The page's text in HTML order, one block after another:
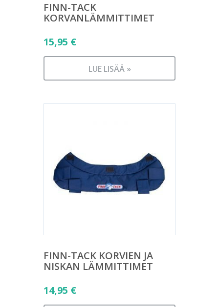
FINN-TACK
KORVANLÄMMITTIMET
15,95 €
LUE LISÄÄ »
FINN-TACK KORVIEN JA
NISKAN LÄMMITTIMET
14,95 €